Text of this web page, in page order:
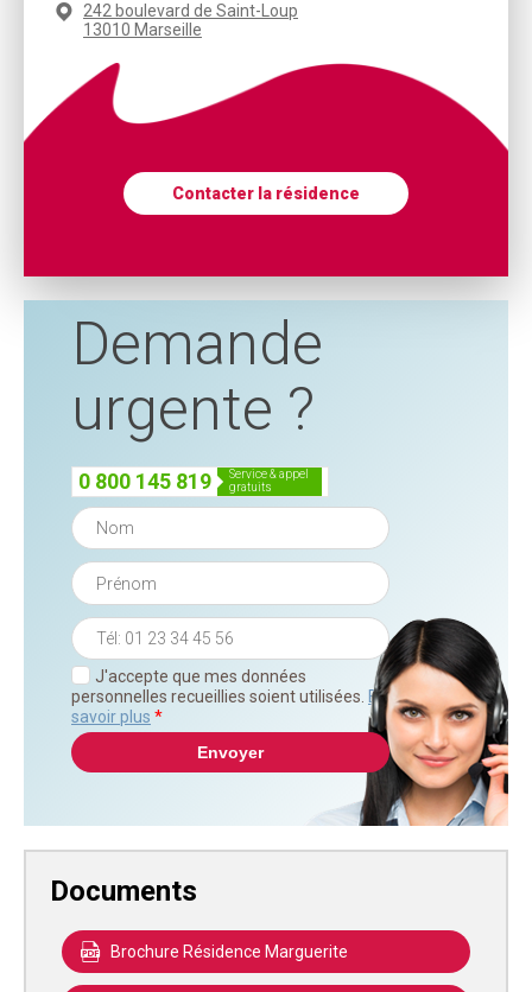
242 boulevard de Saint-Loup
13010 Marseille
Contacter la résidence
Demande
urgente ?
0 800 145 819
service & appel
gratuits
J'accepte que mes données
personnelles recueillies soient utilisées. En
savoir plus *
Documents
Brochure Résidence Marguerite